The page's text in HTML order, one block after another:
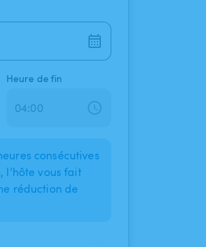
Heure de fin
consécutives
l’hôte vous fait
réduction de